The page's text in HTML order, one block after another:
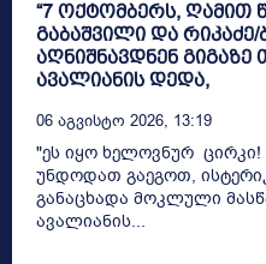
“7 ოქტომბერს, ღამით
გაბაშვილი და
აღნიშნავდნენ გიგაზე
ავალიანის დედა,
06 Აგვისტო 2026, 13:19
"ეს იყო ხელოვნურ
უნდოდათ გაეგოთ,
განაცხადა მოკლული
ავალიანის...